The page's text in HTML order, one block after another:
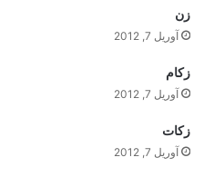
زن
آوریل 7, 2012
زکام
آوریل 7, 2012
زکات
آوریل 7, 2012